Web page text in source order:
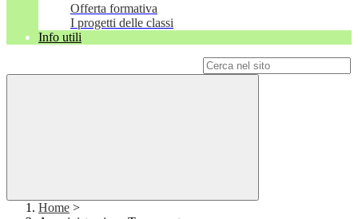
Offerta formativa
I progetti delle classi
Info utili
Home >